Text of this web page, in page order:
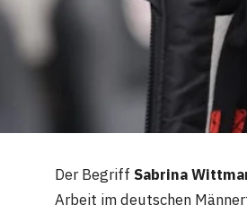
Der Begriff Sabrina
Arbeit im deutschen